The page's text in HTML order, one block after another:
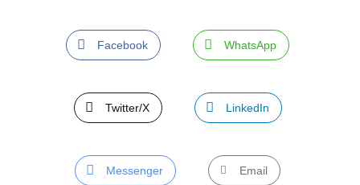
Facebook WhatsApp
Twitter/X LinkedIn
Messenger Email